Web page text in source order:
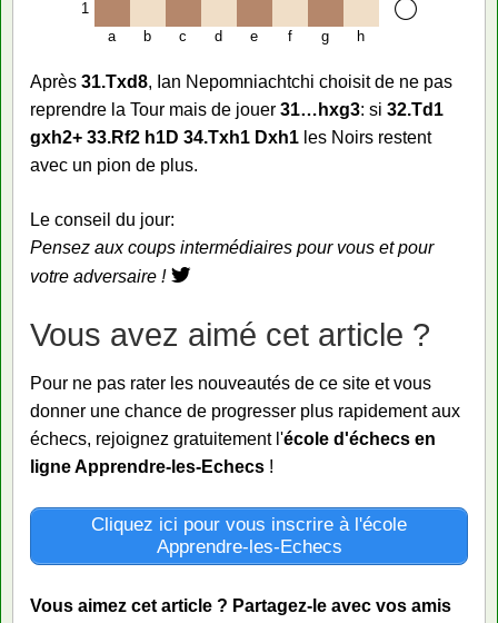
1
a
b c d e f g h
Après 31.Txd8, Ian Nepomniachtchi choisit de ne pas
reprendre la Tour mais de jouer 31…hxg3: si 32.Td1
gxh2+ 33.Rf2 h1D 34.Txh1 Dxh1 les Noirs restent
avec un pion de plus.
Le conseil du jour:
Pensez aux coups intermédiaires pour vous et pour
votre adversaire !
Vous avez aimé cet article ?
Pour ne pas rater les nouveautés de ce site et vous
donner une chance de progresser plus rapidement aux
échecs, rejoignez gratuitement l'école d'échecs en
ligne Apprendre-les-Echecs !
Cliquez ici pour vous inscrire à l'école
Apprendre-les-Echecs
Vous aimez cet article ? Partagez-le avec vos amis